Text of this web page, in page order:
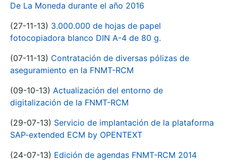
De La Moneda durante el año 2016
(27-11-13) 3.000.000 de hojas de papel
fotocopiadora blanco DIN A-4 de 80 g.
(07-11-13) Contratación de diversas pólizas de
aseguramiento en la FNMT-RCM
(09-10-13) Actualización del entorno de
digitalización de la FNMT-RCM
(29-07-13) Servicio de implantación de la plataforma
SAP-extended ECM by OPENTEXT
(24-07-13) Edición de agendas FNMT-RCM 2014